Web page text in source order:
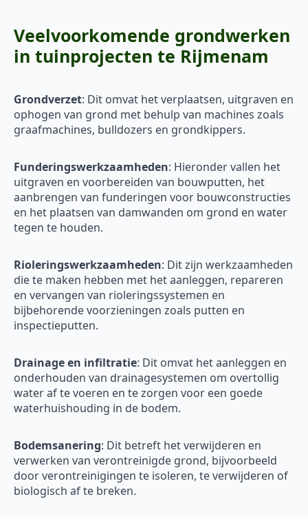
Veelvoorkomende grondwerken
in tuinprojecten te Rijmenam
Grondverzet: Dit omvat het verplaatsen, uitgraven en
ophogen van grond met behulp van machines zoals
graafmachines, bulldozers en grondkippers.
Funderingswerkzaamheden: Hieronder vallen het
uitgraven en voorbereiden van bouwputten, het
aanbrengen van funderingen voor bouwconstructies
en het plaatsen van damwanden om grond en water
tegen te houden.
Rioleringswerkzaamheden: Dit zijn werkzaamheden
die te maken hebben met het aanleggen, repareren
en vervangen van rioleringssystemen en
bijbehorende voorzieningen zoals putten en
inspectieputten.
Drainage en infiltratie: Dit omvat het aanleggen en
onderhouden van drainagesystemen om overtollig
water af te voeren en te zorgen voor een goede
waterhuishouding in de bodem.
Bodemsanering: Dit betreft het verwijderen en
verwerken van verontreinigde grond, bijvoorbeeld
door verontreinigingen te isoleren, te verwijderen of
biologisch af te breken.